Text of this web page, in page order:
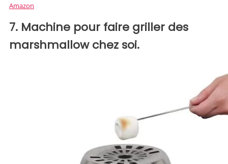
Amazon
7. Machine pour faire griller des
marshmallow chez soi.